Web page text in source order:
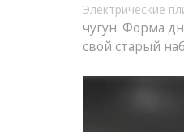
Электрические
чугун. Форма
свой старый